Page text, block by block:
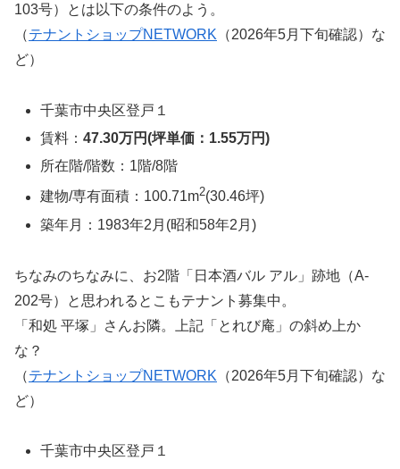
103号）とは以下の条件のよう。
（テナントショップNETWORK （2026年5月下旬確認）な
ど）
千葉市中央区登戸１
賃料：47.30万円(坪単価：1.55万円)
所在階/階数：1階/8階
建物/専有面積：100.71m2(30.46坪)
築年月：1983年2月(昭和58年2月)
ちなみのちなみに、お2階「日本酒バル アル」跡地（A-
202号）と思われるとこもテナント募集中。
「和処 平塚」さんお隣。上記「とれび庵」の斜め上か
な？
（テナントショップNETWORK （2026年5月下旬確認）な
ど）
千葉市中央区登戸１